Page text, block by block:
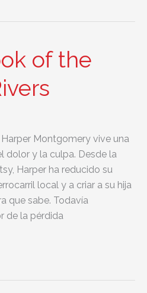
of the
Harper Montgomery vive una
dolor y la culpa. Desde la
Harper ha reducido su
local y a criar a su hija
que sabe. Todavía
de la pérdida